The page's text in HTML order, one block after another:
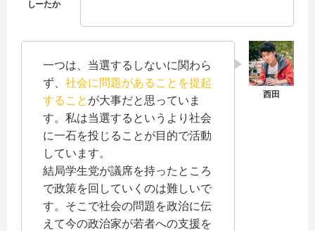
一つは、当選するしないに関わら
ず、 社会に問題があることを提起
することが大事だと思っていま
す。私は当選するというより社会
に一石を投じることが目的で活動
しています。
結局学生党が議席を持ったところ
で政策を回していくのは難しいで
す。そこで社会の問題を政治に伝
えて今の政治家が若者への支援を